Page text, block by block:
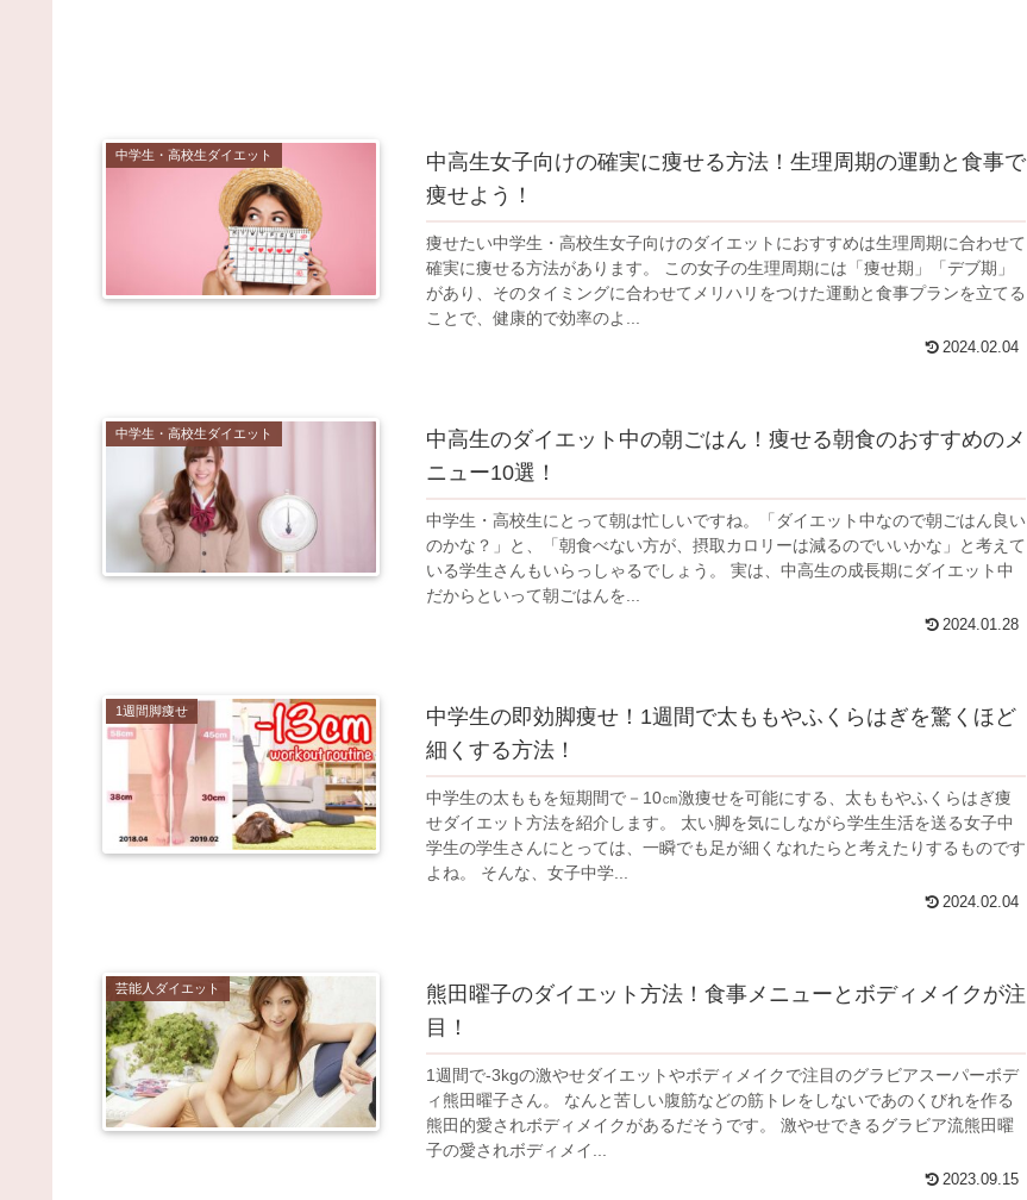
中学生・高校生ダイエット
中高生女子向けの確実に痩せる方法！生理周期の運動と食事で
痩せよう！
痩せたい中学生・高校生女子向けのダイエットにおすすめは生理周期に合わせて
確実に痩せる方法があります。 この女子の生理周期には「痩せ期」「デブ期」
があり、そのタイミングに合わせてメリハリをつけた運動と食事プランを立てる
ことで、健康的で効率のよ...
2024.02.04
中学生・高校生ダイエット
中高生のダイエット中の朝ごはん！痩せる朝食のおすすめのメ
ニュー10選！
中学生・高校生にとって朝は忙しいですね。「ダイエット中なので朝ごはん良い
のかな？」と、「朝食べない方が、摂取カロリーは減るのでいいかな」と考えて
いる学生さんもいらっしゃるでしょう。 実は、中高生の成長期にダイエット中
だからといって朝ごはんを...
2024.01.28
1週間脚痩せ
中学生の即効脚痩せ！1週間で太ももやふくらはぎを驚くほど
細くする方法！
中学生の太ももを短期間で－10㎝激痩せを可能にする、太ももやふくらはぎ痩
せダイエット方法を紹介します。 太い脚を気にしながら学生生活を送る女子中
学生の学生さんにとっては、一瞬でも足が細くなれたらと考えたりするものです
よね。 そんな、女子中学...
2024.02.04
芸能人ダイエット
熊田曜子のダイエット方法！食事メニューとボディメイクが注
目！
1週間で-3kgの激やせダイエットやボディメイクで注目のグラビアスーパーボデ
ィ熊田曜子さん。 なんと苦しい腹筋などの筋トレをしないであのくびれを作る
熊田的愛されボディメイクがあるだそうです。 激やせできるグラビア流熊田曜
子の愛されボディメイ...
2023.09.15